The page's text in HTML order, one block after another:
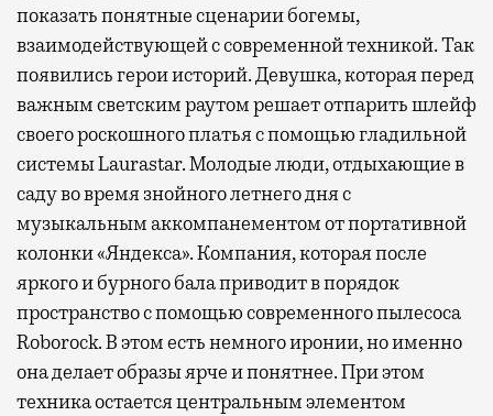
показать понятные сценарии богемы,
взаимодействующей с современной техникой. Так
появились герои историй. Девушка, которая перед
важным светским раутом решает отпарить шлейф
своего роскошного платья с помощью гладильной
системы Laurastar. Молодые люди, отдыхающие в
саду во время знойного летнего дня с
музыкальным аккомпанементом от портативной
колонки «Яндекса». Компания, которая после
яркого и бурного бала приводит в порядок
пространство с помощью современного пылесоса
Roborock. В этом есть немного иронии, но именно
она делает образы ярче и понятнее. При этом
техника остается центральным элементом